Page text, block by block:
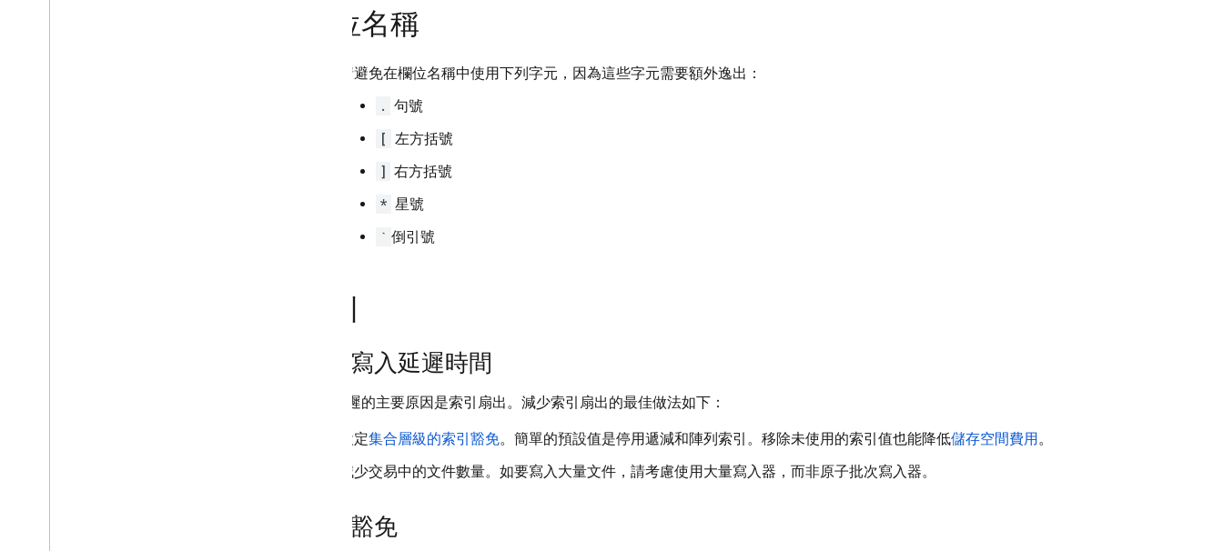
欄位名稱
請避免在欄位名稱中使用下列字元，因為這些字元需要額外逸出：
. 句號
[ 左方括號
] 右方括號
* 星號
` 倒引號
縮短寫入延遲時間
寫入延遲的主要原因是索引扇出。減少索引扇出的最佳做法如下：
設定集合層級的索引豁免。簡單的預設值是停用遞減和陣列索引。移除未使用的索引值也能降低儲存空間費用。
減少交易中的文件數量。如要寫入大量文件，請考慮使用大量寫入器，而非原子批次寫入器。
索引豁免